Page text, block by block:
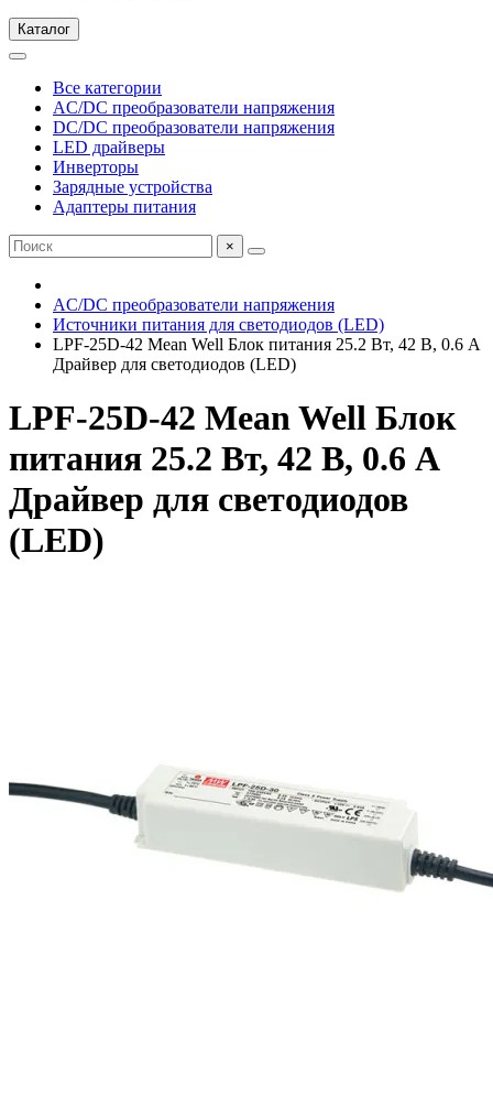
Каталог
Все категории
AC/DC преобразователи напряжения
DC/DC преобразователи напряжения
LED драйверы
Инверторы
Зарядные устройства
Адаптеры питания
×
AC/DC преобразователи напряжения
Источники питания для светодиодов (LED)
LPF-25D-42 Mean Well Блок питания 25.2 Вт, 42 В, 0.6 А
Драйвер для светодиодов (LED)
LPF-25D-42 Mean Well Блок
питания 25.2 Вт, 42 В, 0.6 А
Драйвер для светодиодов
(LED)